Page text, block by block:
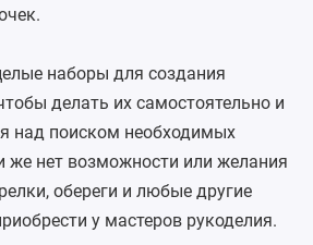
наборы для создания
делать их самостоятельно и
над поиском необходимых
же нет возможности или желания
обереги и любые другие
у мастеров рукоделия.